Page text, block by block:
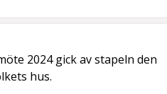
2024 gick av stapeln den
hus.